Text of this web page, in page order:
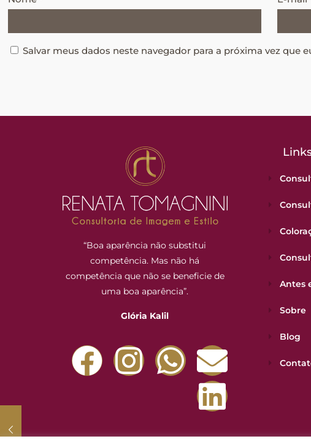
Salvar meus dados neste navegador para a próxima vez que
“Boa aparência não substitui
competência. Mas não há
competência que não se beneficie de
uma boa aparência”.
Glória Kalil
Antes
Sobre
Blog